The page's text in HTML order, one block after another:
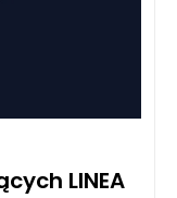
LINEA